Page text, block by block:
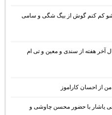
کم کنم گوش از بیگ شگی و سامی
آخر هفته از سندی و معین و تی ام
از احسان کاراموز
ریمیکس زلزله 5 از دی جی یاشار با حضور محسن چاوشی و